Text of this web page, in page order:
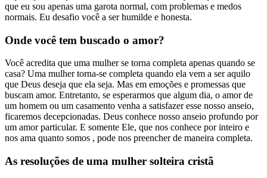
que eu sou apenas uma garota normal, com problemas e medos
normais. Eu desafio você a ser humilde e honesta.
Onde você tem buscado o amor?
Você acredita que uma mulher se torna completa apenas quando se
casa? Uma mulher torna-se completa quando ela vem a ser aquilo
que Deus deseja que ela seja. Mas em emoções e promessas que
buscam amor. Entretanto, se esperarmos que algum dia, o amor de
um homem ou um casamento venha a satisfazer esse nosso anseio,
ficaremos decepcionadas. Deus conhece nosso anseio profundo por
um amor particular. E somente Ele, que nos conhece por inteiro e
nos ama quanto somos , pode nos preencher de maneira completa.
As resoluções de uma mulher solteira cristã